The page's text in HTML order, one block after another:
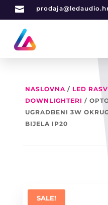

NASLOVNA/ LED
DOWNLIGHTERI /
UGRADBENI 3W
BIJELA IP20
SALE!